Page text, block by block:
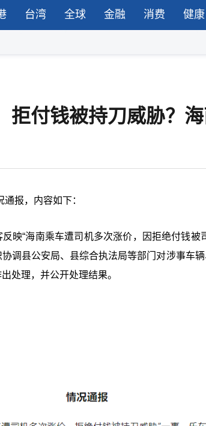
台湾 全球 金融 消费 健康
拒付钱被持刀威胁？
报，内容如下：
映“海南乘车遭司机多次涨价，因拒绝付钱被
调县公安局、县综合执法局等部门对涉事车
处理，并公开处理结果。